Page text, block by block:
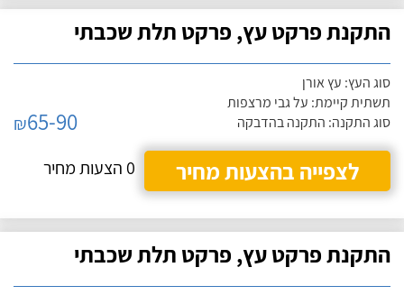
התקנת פרקט עץ, פרקט תלת שכבתי
סוג העץ: עץ אורן
תשתית קיימת: על גבי מרצפות
סוג התקנה: התקנה בהדבקה
₪65-90
לצפייה בהצעות מחיר
0 הצעות מחיר
התקנת פרקט עץ, פרקט תלת שכבתי